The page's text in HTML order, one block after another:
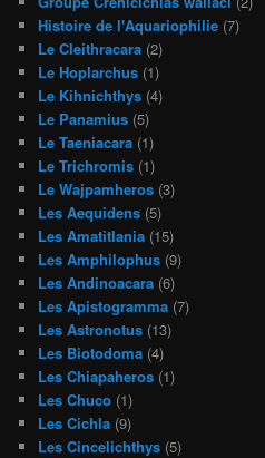
Histoire de l'Aquariophilie (7)
Le Cleithracara (2)
Le Hoplarchus (1)
Le Kihnichthys (4)
Le Panamius (5)
Le Taeniacara (1)
Le Trichromis (1)
Le Wajpamheros (3)
Les Aequidens (5)
Les Amatitlania (15)
Les Amphilophus (9)
Les Andinoacara (6)
Les Apistogramma (7)
Les Astronotus (13)
Les Biotodoma (4)
Les Chiapaheros (1)
Les Chuco (1)
Les Cichla (9)
Les Cincelichthys (5)